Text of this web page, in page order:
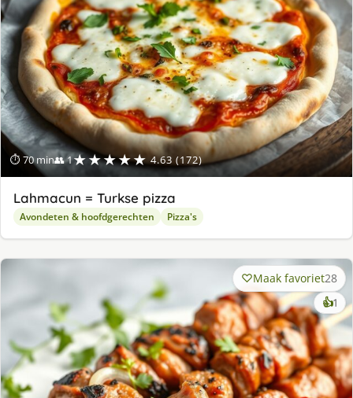
⏱ 70 min👥 1★★★★★ 4.63 (172)
Lahmacun = Turkse pizza
Avondeten & hoofdgerechten Pizza's
Maak favoriet28
👍1